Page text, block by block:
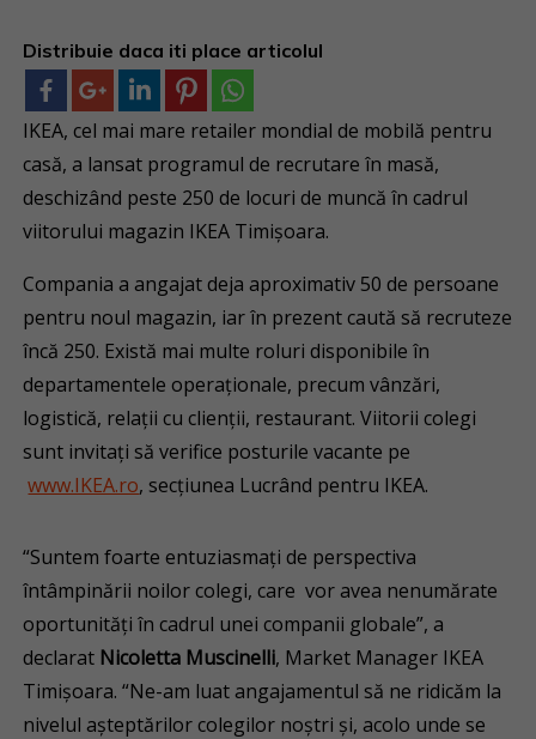
Distribuie daca iti place articolul
IKEA, cel mai mare retailer mondial de mobilă pentru
casă, a lansat programul de recrutare în masă,
deschizând peste 250 de locuri de muncă în cadrul
viitorului magazin IKEA Timișoara.
Compania a angajat deja aproximativ 50 de persoane
pentru noul magazin, iar în prezent caută să recruteze
încă 250. Există mai multe roluri disponibile în
departamentele operaționale, precum vânzări,
logistică, relații cu clienții, restaurant. Viitorii colegi
sunt invitați să verifice posturile vacante pe
www.IKEA.ro, secțiunea Lucrând pentru IKEA.
“Suntem foarte entuziasmați de perspectiva
întâmpinării noilor colegi, care vor avea nenumărate
oportunități în cadrul unei companii globale”, a
declarat Nicoletta Muscinelli, Market Manager IKEA
Timișoara. “Ne-am luat angajamentul să ne ridicăm la
nivelul așteptărilor colegilor noștri și, acolo unde se